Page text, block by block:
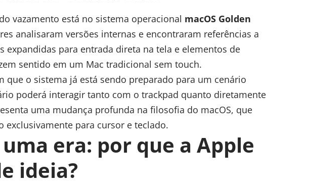
vazamento está no sistema operacional macOS Golden
analisaram versões internas e encontraram referências a
expandidas para entrada direta na tela e elementos de
sentido em um Mac tradicional sem touch.
que o sistema já está sendo preparado para um cenário
poderá interagir tanto com o trackpad quanto diretamente
uma mudança profunda na filosofia do macOS, que
exclusivamente para cursor e teclado.
era: por que a Apple
ideia?